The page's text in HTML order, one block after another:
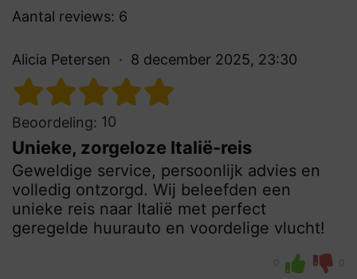
Aantal reviews: 6
Alicia Petersen 8 december 2025, 23:30
Beoordeling: 10
Unieke, zorgeloze Italië-reis
Geweldige service, persoonlijk advies en
volledig ontzorgd. Wij beleefden een
unieke reis naar Italië met perfect
geregelde huurauto en voordelige vlucht!
0 0